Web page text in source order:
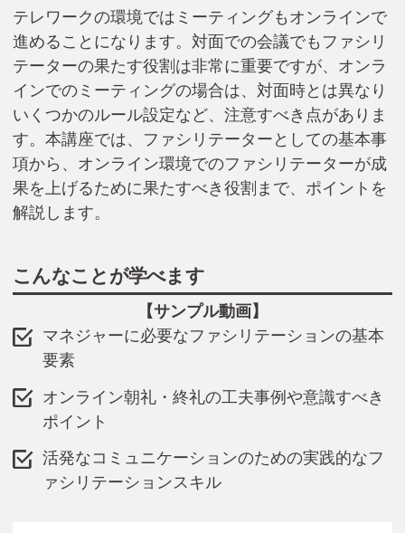
検
索:
テレワークの環境ではミーティングもオンラインで
進めることになります。対面での会議でもファシリ
テーターの果たす役割は非常に重要ですが、オンラ
インでのミーティングの場合は、対面時とは異なり
いくつかのルール設定など、注意すべき点がありま
す。本講座では、ファシリテーターとしての基本事
項から、オンライン環境でのファシリテーターが成
果を上げるために果たすべき役割まで、ポイントを
解説します。
こんなことが学べます
マネジャーに必要なファシリテーションの基本
要素
オンライン朝礼・終礼の工夫事例や意識すべき
ポイント
活発なコミュニケーションのための実践的なフ
ァシリテーションスキル
【サンプル動画】